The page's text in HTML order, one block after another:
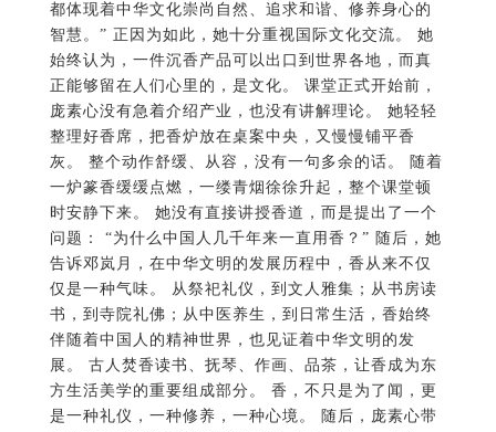
都体现着中华文化崇尚自然、追求和谐、修养身心的
智慧。” 正因为如此，她十分重视国际文化交流。 她
始终认为，一件沉香产品可以出口到世界各地，而真
正能够留在人们心里的，是文化。 课堂正式开始前，
庞素心没有急着介绍产业，也没有讲解理论。 她轻轻
整理好香席，把香炉放在桌案中央，又慢慢铺平香
灰。 整个动作舒缓、从容，没有一句多余的话。 随着
一炉篆香缓缓点燃，一缕青烟徐徐升起，整个课堂顿
时安静下来。 她没有直接讲授香道，而是提出了一个
问题： “为什么中国人几千年来一直用香？” 随后，她
告诉邓岚月，在中华文明的发展历程中，香从来不仅
仅是一种气味。 从祭祀礼仪，到文人雅集；从书房读
书，到寺院礼佛；从中医养生，到日常生活，香始终
伴随着中国人的精神世界，也见证着中华文明的发
展。 古人焚香读书、抚琴、作画、品茶，让香成为东
方生活美学的重要组成部分。 香，不只是为了闻，更
是一种礼仪，一种修养，一种心境。 随后，庞素心带